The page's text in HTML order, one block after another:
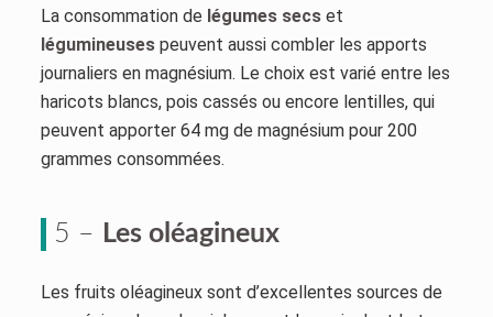
La consommation de légumes secset
légumineusespeuvent aussi combler les apports
journaliers en magnésium. Le choix est varié entre les
haricots blancs, pois cassés ou encore lentilles, qui
peuvent apporter 64 mg de magnésium pour 200
grammes consommées.
5 – Les oléagineux
Les fruits oléagineux sont d’excellentes sources de